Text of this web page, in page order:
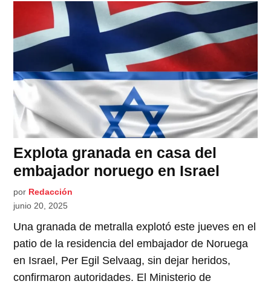
Explota granada en casa del
embajador noruego en Israel
por Redacción
junio 20, 2025
Una granada de metralla explotó este jueves en el
patio de la residencia del embajador de Noruega
en Israel, Per Egil Selvaag, sin dejar heridos,
confirmaron autoridades. El Ministerio de